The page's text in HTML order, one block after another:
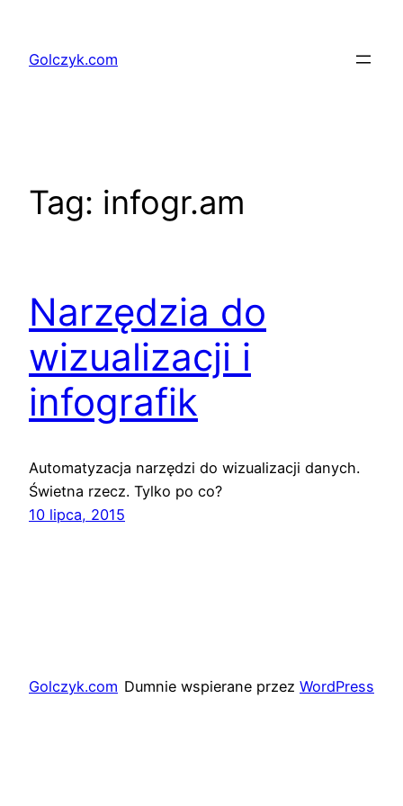
treściGolczyk.com
Tag: infogr.am
Narzędzia do
wizualizacji i
infografik
Automatyzacja narzędzi do wizualizacji danych.
Świetna rzecz. Tylko po co?
10 lipca, 2015
Golczyk.com Dumnie wspierane przez WordPress